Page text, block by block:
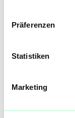
Präferenzen
Statistiken
Marketing
Alle
aktualisiert!
machen.